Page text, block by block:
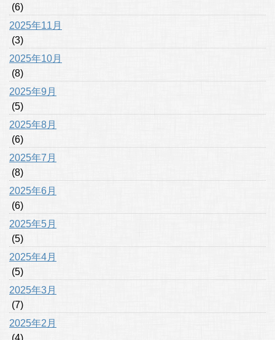
(6)
2025年11月
(3)
2025年10月
(8)
2025年9月
(5)
2025年8月
(6)
2025年7月
(8)
2025年6月
(6)
2025年5月
(5)
2025年4月
(5)
2025年3月
(7)
2025年2月
(4)